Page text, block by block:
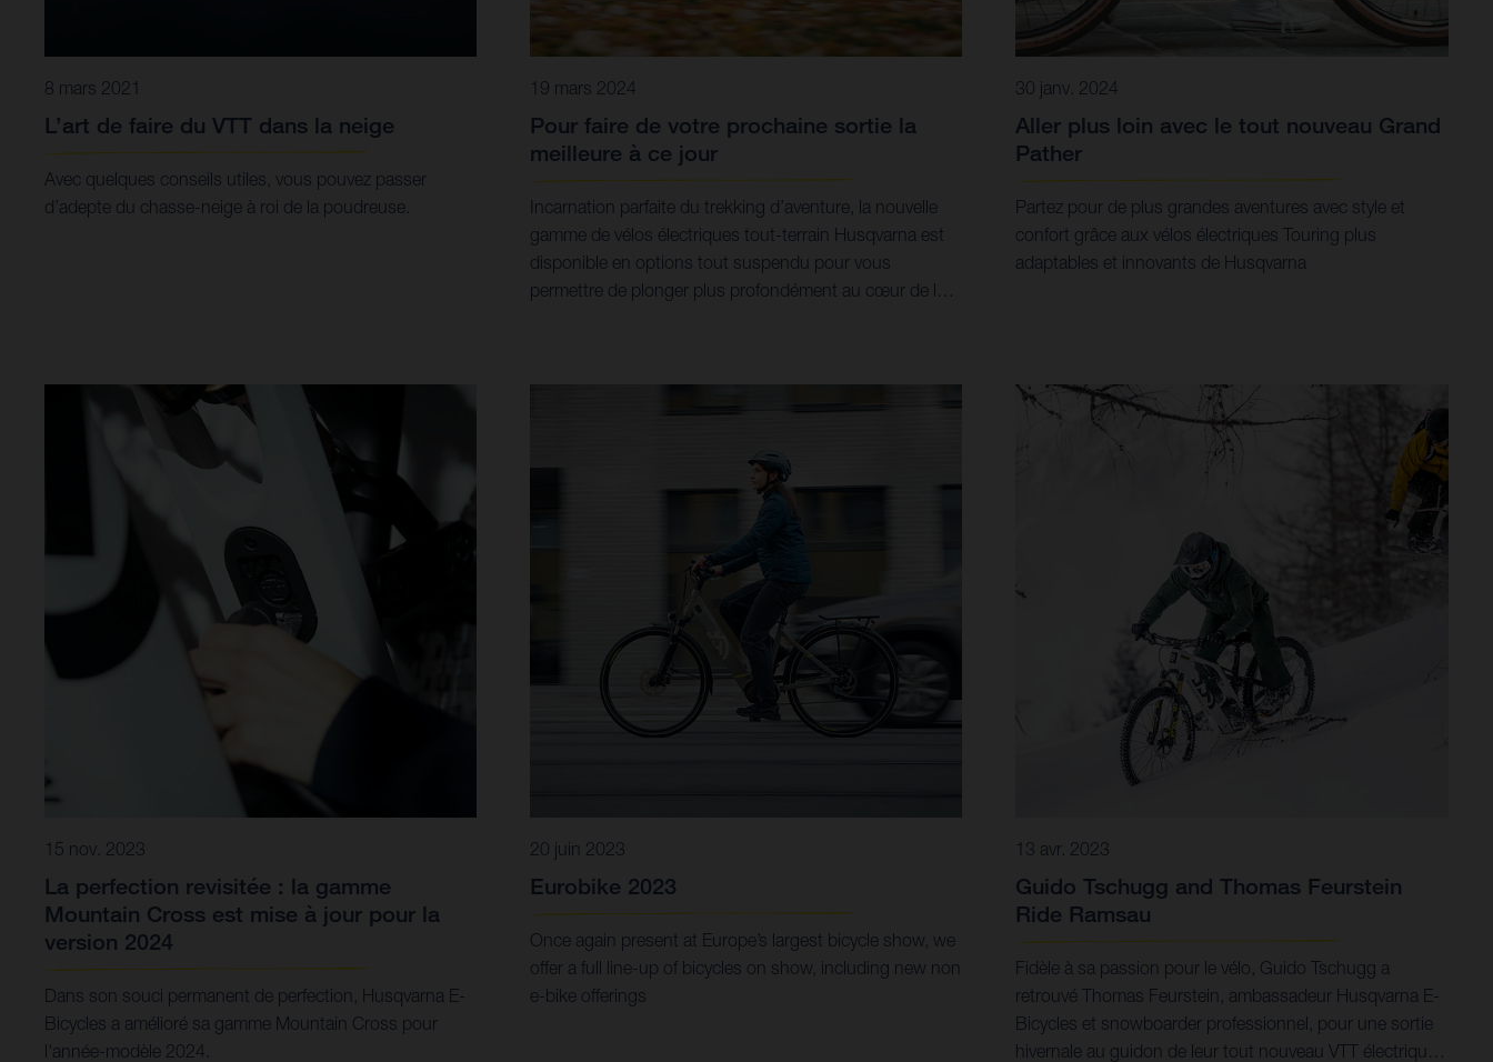
8 mars 2021
L’art de faire du VTT dans la neige
Avec quelques conseils utiles, vous pouvez passer
d’adepte du chasse-neige à roi de la poudreuse.
19 mars 2024
Pour faire de votre prochaine sortie la
meilleure à ce jour
Incarnation parfaite du trekking d’aventure, la nouvelle
gamme de vélos électriques tout-terrain Husqvarna est
disponible en options tout suspendu pour vous
permettre de plonger plus profondément au cœur de la
30 janv. 2024
Aller plus loin avec le tout nouveau Grand
Pather
Partez pour de plus grandes aventures avec style et
confort grâce aux vélos électriques Touring plus
adaptables et innovants de Husqvarna
15 nov. 2023
La perfection revisitée : la gamme
Mountain Cross est mise à jour pour la
version 2024
Dans son souci permanent de perfection, Husqvarna E-
Bicycles a amélioré sa gamme Mountain Cross pour
l'année-modèle 2024.
20 juin 2023
Eurobike 2023
Once again present at Europe’s largest bicycle show, we
offer a full line-up of bicycles on show, including new non
e-bike offerings
13 avr. 2023
Guido Tschugg and Thomas Feurstein
Ride Ramsau
Fidèle à sa passion pour le vélo, Guido Tschugg a
retrouvé Thomas Feurstein, ambassadeur Husqvarna E-
Bicycles et snowboarder professionnel, pour une sortie
hivernale au guidon de leur tout nouveau VTT électrique